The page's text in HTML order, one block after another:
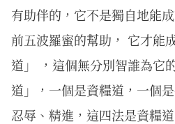
有助伴的，它不是獨自地能
前五波羅蜜的幫助， 它才能
道」 ，這個無分別智誰為它
道」，一個是資糧道，一個
忍辱、精進，這四法是資糧